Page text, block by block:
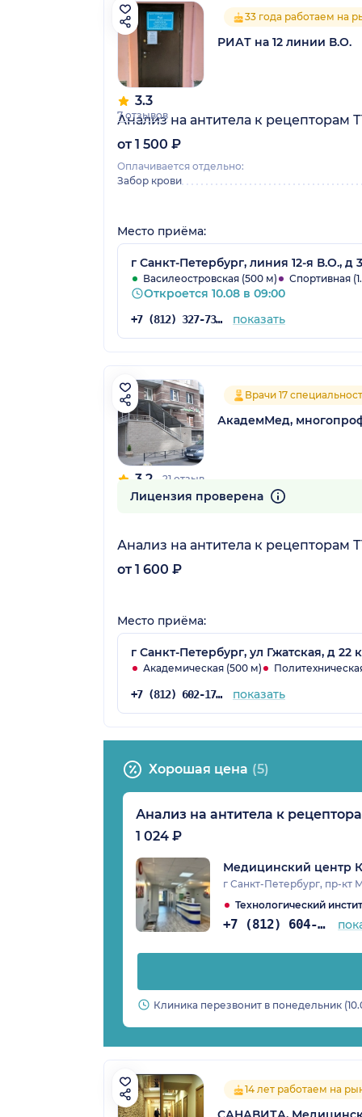
3.3
7 отзывов
33 года работаем на
РИАТ на 12 линии В.О.
Анализ на антитела к рецепторам
от 1 500 ₽
Оплачивается отдельно:
Забор крови
Место приёма:
г Санкт-Петербург, линия 12-я В.О., д
Василеостровская (500 м) Спортивная
Откроется 10.08 в 09:00
+7 (812) 327-73-17 показать
3.2 21 отзыв
Врачи 17
АкадемМед,
Лицензия проверена
Анализ на антитела к рецепторам
от 1 600 ₽
Место приёма:
г Санкт-Петербург, ул Гжатская, д 22
Академическая (500 м)
+7 (812) 602-17-50 показать
Хорошая цена (5)
Анализ на антитела к
1 024 ₽
Медицинский центр
г Санкт-Петербург, пр-кт
Технологический
+7 (812) 604-36-05
Клиника перезвонит в понедельник
14 лет работаем на